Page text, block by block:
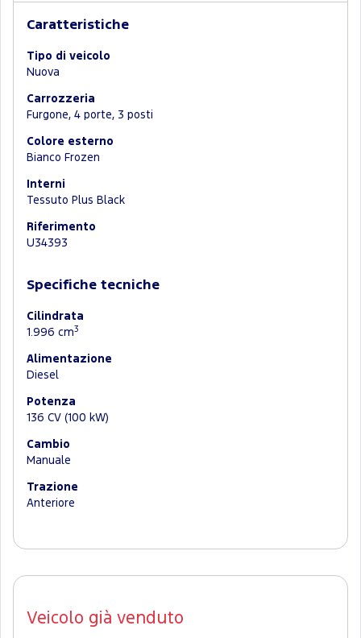
Caratteristiche
Tipo di veicolo
Nuova
Carrozzeria
Furgone, 4 porte, 3 posti
Colore esterno
Bianco Frozen
Interni
Tessuto Plus Black
Riferimento
U34393
Specifiche tecniche
Cilindrata
1.996 cm3
Alimentazione
Diesel
Potenza
136 CV (100 kW)
Cambio
Manuale
Trazione
Anteriore
Veicolo già venduto